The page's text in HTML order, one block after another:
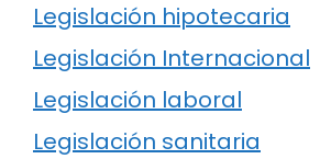
Legislación hipotecaria
Legislación Internacional
Legislación laboral
Legislación sanitaria